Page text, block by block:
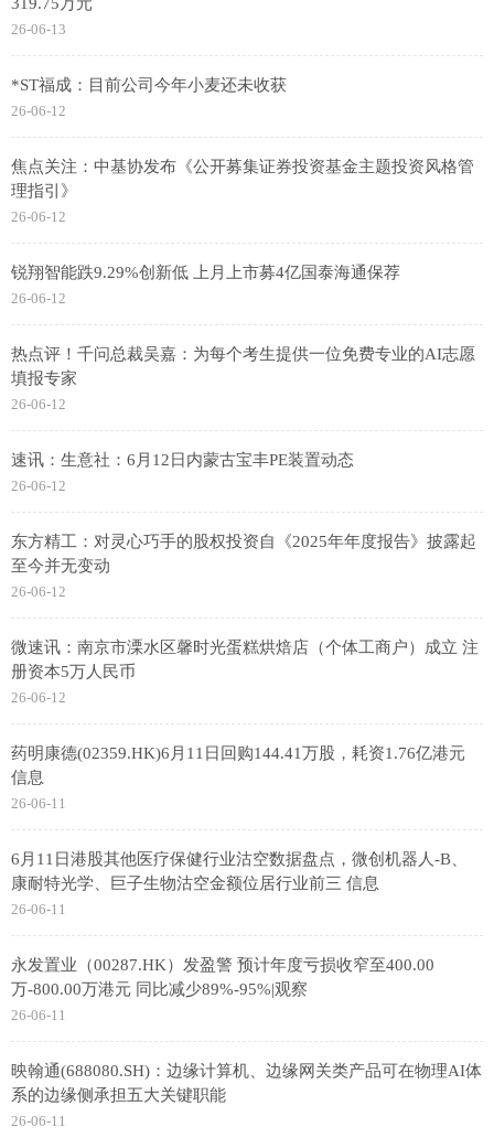
26-06-13
*ST福成：目前公司今年小麦还未收获
26-06-12
焦点关注：中基协发布《公开募集证券投资基金主题投资风格管
理指引》
26-06-12
锐翔智能跌9.29%创新低 上月上市募4亿国泰海通保荐
26-06-12
热点评！千问总裁吴嘉：为每个考生提供一位免费专业的AI志愿
填报专家
26-06-12
速讯：生意社：6月12日内蒙古宝丰PE装置动态
26-06-12
东方精工：对灵心巧手的股权投资自《2025年年度报告》披露起
至今并无变动
26-06-12
微速讯：南京市溧水区馨时光蛋糕烘焙店（个体工商户）成立 注
册资本5万人民币
26-06-12
药明康德(02359.HK)6月11日回购144.41万股，耗资1.76亿港元
信息
26-06-11
6月11日港股其他医疗保健行业沽空数据盘点，微创机器人-B、
康耐特光学、巨子生物沽空金额位居行业前三 信息
26-06-11
永发置业（00287.HK）发盈警 预计年度亏损收窄至400.00
万-800.00万港元 同比减少89%-95%|观察
26-06-11
映翰通(688080.SH)：边缘计算机、边缘网关类产品可在物理AI体
系的边缘侧承担五大关键职能
26-06-11